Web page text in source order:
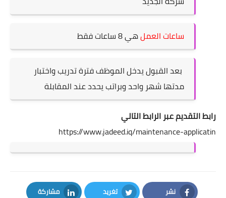
ساعات العملهي 8 ساعات فقط
بعد القبول يدخل الموظف فترة تدريب واختبار
مدتها شهر واحد وبراتب يحدد عند المقابلة
رابط التقديم عبر الرابط التالي
https://www.jadeed.iq/maintenance-applicatin
نشر تغريد مشاركة